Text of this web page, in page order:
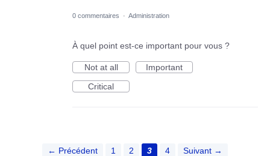
0 commentaires · Administration
À quel point est-ce important pour vous ?
Not at all
Important
Critical
← Précédent 1 2 3 4 Suivant →